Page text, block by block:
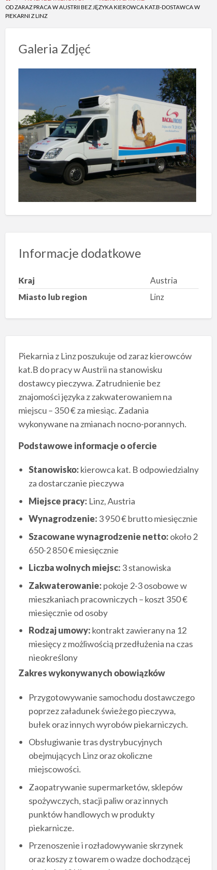
OD ZARAZ PRACA W AUSTRII BEZ JĘZYKA KIEROWCA KAT.B-DOSTAWCA W
PIEKARNI Z LINZ
Galeria Zdjęć
Informacje dodatkowe
Kraj
Austria
Miasto lub region
Linz
Piekarnia z Linz poszukuje od zaraz kierowców
kat.B do pracy w Austrii na stanowisku
dostawcy pieczywa. Zatrudnienie bez
znajomości języka z zakwaterowaniem na
miejscu – 350 € za miesiąc. Zadania
wykonywane na zmianach nocno-porannych.
Podstawowe informacje o ofercie
Stanowisko: kierowca kat. B odpowiedzialny
za dostarczanie pieczywa
Miejsce pracy: Linz, Austria
Wynagrodzenie: 3 950 € brutto miesięcznie
Szacowane wynagrodzenie netto: około 2
650-2 850 € miesięcznie
Liczba wolnych miejsc: 3 stanowiska
Zakwaterowanie: pokoje 2-3 osobowe w
mieszkaniach pracowniczych – koszt 350 €
miesięcznie od osoby
Rodzaj umowy: kontrakt zawierany na 12
miesięcy z możliwością przedłużenia na czas
nieokreślony
Zakres wykonywanych obowiązków
Przygotowywanie samochodu dostawczego
poprzez załadunek świeżego pieczywa,
bułek oraz innych wyrobów piekarniczych.
Obsługiwanie tras dystrybucyjnych
obejmujących Linz oraz okoliczne
miejscowości.
Zaopatrywanie supermarketów, sklepów
spożywczych, stacji paliw oraz innych
punktów handlowych w produkty
piekarnicze.
Przenoszenie i rozładowywanie skrzynek
oraz koszy z towarem o wadze dochodzącej